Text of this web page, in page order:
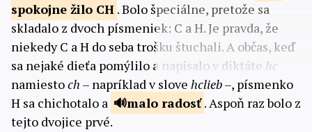
spokojne žilo CH . Bolo špeciálne, pretože sa
skladalo z dvoch písmeniek: C a H. Je pravda, že
niekedy C a H do seba trošku štuchali. A občas, keď
sa nejaké dieťa pomýlilo a napísalo v diktáte hc
namiestoch – napríklad v slove hclieb–, písmenko
H sa chichotalo a
malo radosť . Aspoň raz bolo z
tejto dvojice prvé.